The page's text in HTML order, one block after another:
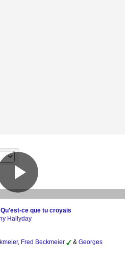
Qu'est-ce que tu croyais
Hallyday
, Fred Beckmeier & Georges